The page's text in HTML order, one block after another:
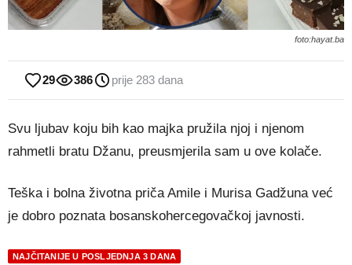
foto:hayat.ba
29 386 prije 283 dana
Svu ljubav koju bih kao majka pružila njoj i njenom
rahmetli bratu Džanu, preusmjerila sam u ove kolače.
Teška i bolna životna priča Amile i Murisa Gadžuna već
je dobro poznata bosanskohercegovačkoj javnosti.
NAJČITANIJE U POSLJEDNJA 3 DANA